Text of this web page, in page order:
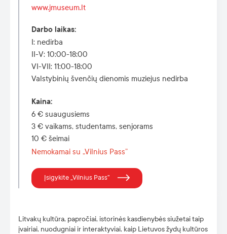
Litvakų kultūra, papročiai, istorinės kasdienybės siužetai taip
įvairiai, nuodugniai ir interaktyviai, kaip Lietuvos žydų kultūros
www.jmuseum.lt
Darbo laikas:
I: nedirba
II-V: 10:00-18:00
VI-VII: 11:00-18:00
Valstybinių švenčių dienomis muziejus nedirba
Kaina:
6 € suaugusiems
3 € vaikams, studentams, senjorams
10 € šeimai
Nemokamai su „Vilnius Pass”
Įsigykite „Vilnius Pass”